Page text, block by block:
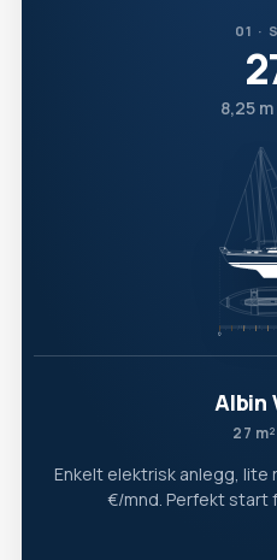
01 ·
8,25 m
Albin
27
Enkelt elektrisk anlegg, lite
€/mnd. Perfekt start